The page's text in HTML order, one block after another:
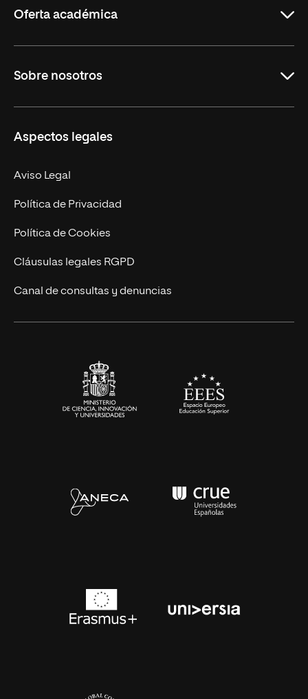
Oferta académica
Derecho
Empresa
MBA
Marketing y Comunicación
Ingeniería
Diseño
Ciencias de la Salud
Sobre nosotros
Nuestro Equipo
Contacto
Aspectos legales
Aviso Legal
Política de Privacidad
Política de Cookies
Cláusulas legales RGPD
Canal de consultas y denuncias